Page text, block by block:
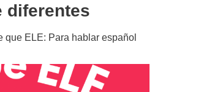
diferentes
que ELE: Para hablar español